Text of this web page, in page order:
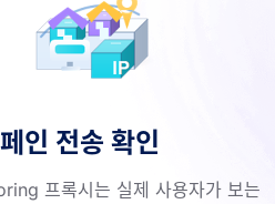
인 전송 확인
프록시는 실제 사용자가 보는